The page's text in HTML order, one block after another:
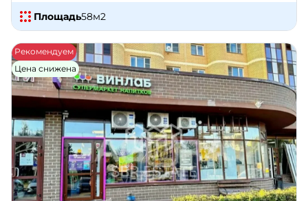
Площадь58м2
Рекомендуем
Цена снижена